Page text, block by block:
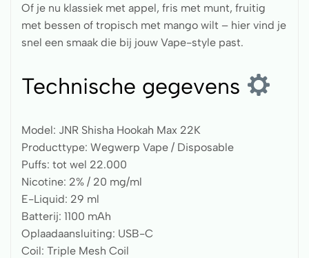
Of je nu klassiek met appel, fris met munt, fruitig
met bessen of tropisch met mango wilt – hier vind je
snel een smaak die bij jouw Vape-style past.
Technische gegevens
Model: JNR Shisha Hookah Max 22K
Producttype: Wegwerp Vape / Disposable
Puffs: tot wel 22.000
Nicotine: 2% / 20 mg/ml
E-Liquid: 29 ml
Batterij: 1100 mAh
Oplaadaansluiting: USB-C
Coil: Triple Mesh Coil